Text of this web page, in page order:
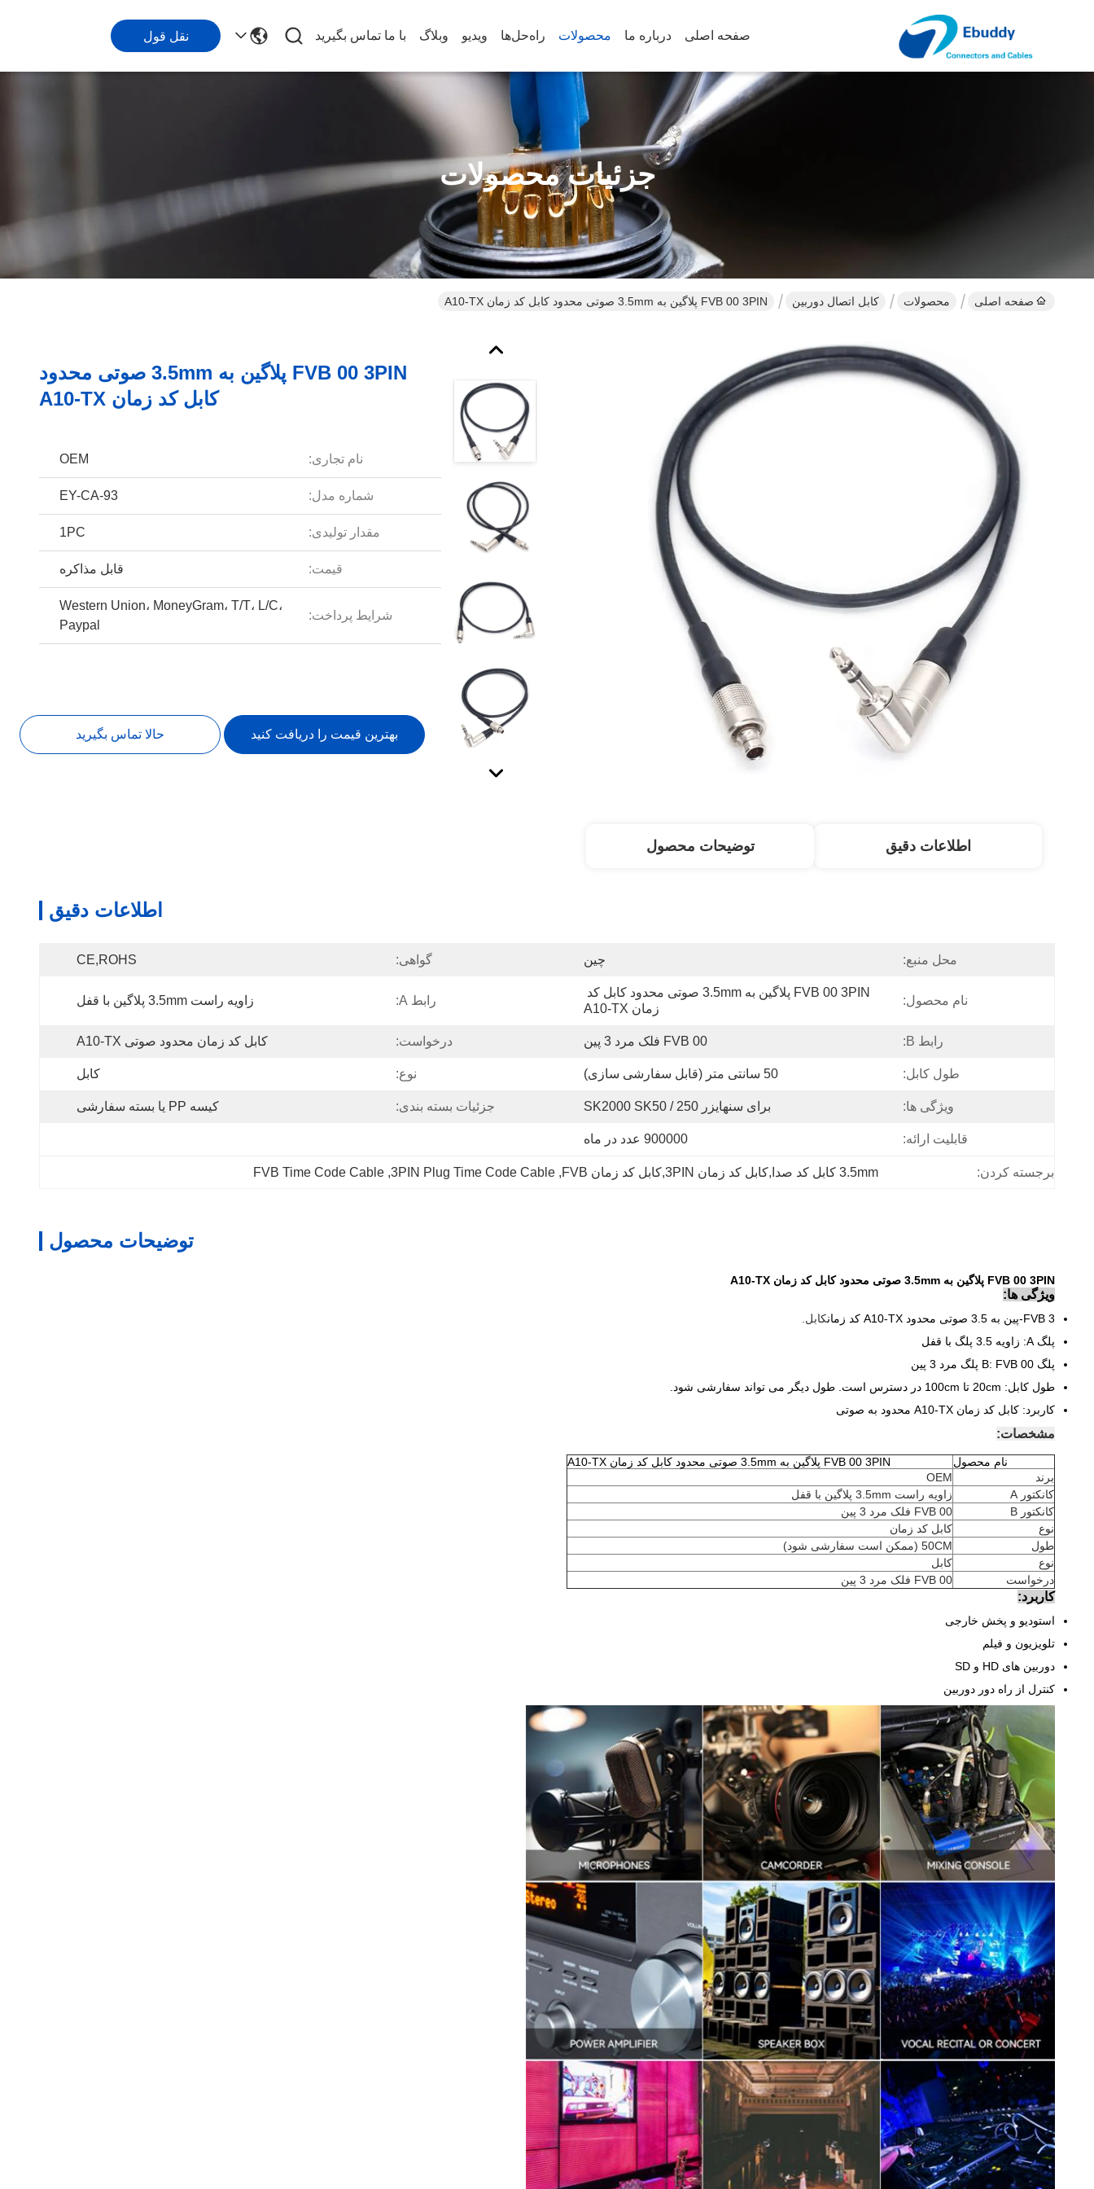
صفحه اصلی درباره ما محصولات راه‌حل‌ها ویدیو وبلاگ با ما تماس بگیرید نقل قول
جزئیات محصولات
صفحه اصلی محصولات کابل اتصال دوربین FVB 00 3PIN پلاگین به 3.5mm صوتی محدود کابل کد زمان A10-TX
FVB 00 3PIN پلاگین به 3.5mm صوتی محدود
کابل کد زمان A10-TX
نام تجاری: OEM
شماره مدل: EY-CA-93
مقدار تولیدی: 1PC
قیمت: قابل مذاکره
شرایط پرداخت:
Western Union، MoneyGram، T/T، L/C،
Paypal
بهترین قیمت را دریافت کنید حالا تماس بگیرید
اطلاعات دقیق توضیحات محصول
اطلاعات دقیق
محل منبع: چین گواهی: CE,ROHS
نام محصول:
زمان A10-TX
رابط A: زاویه راست 3.5mm پلاگین با قفل
رابط B: FVB 00 فلک مرد 3 پین درخواست: کابل کد زمان محدود صوتی A10-TX
طول کابل: 50 سانتی متر (قابل سفارشی سازی) نوع: کابل
ویژگی ها: برای سنهایزر SK2000 SK50 / 250 جزئیات بسته بندی: کیسه PP یا بسته سفارشی
قابلیت ارائه: 900000 عدد در ماه
برجسته کردن: 3.5mm کابل کد صدا,کابل کد زمان 3PIN,کابل کد زمان FVB ,
3PIN Plug Time Code Cable
,
FVB Time Code Cable
توضیحات محصول
FVB 00 3PIN پلاگین به 3.5mm صوتی محدود کابل کد زمان A10-TX
ویژگی ها:
FVB 3-پین به 3.5 صوتی محدود A10-TX کد زمان
کابل.
پلگ A: زاویه 3.5 پلگ با قفل
پلگ B: FVB 00 پلگ مرد 3 پین
طول کابل: 20cm تا 100cm در دسترس است. طول دیگر می تواند سفارشی شود.
کاربرد: کابل کد زمان A10-TX محدود به صوتی
مشخصات:
نام محصول
FVB 00 3PIN پلاگین به 3.5mm صوتی محدود کابل کد زمان A10-TX
برند
OEM
کانکتور A
زاویه راست 3.5mm پلاگین با قفل
کانکتور B
FVB 00 فلک مرد 3 پین
نوع
کابل کد زمان
طول
50CM (ممکن است سفارشی شود)
نوع
کابل
درخواست
FVB 00 فلک مرد 3 پین
کاربرد:
استودیو و پخش خارجی
تلویزیون و فیلم
دوربین های HD و SD
کنترل از راه دور دوربین